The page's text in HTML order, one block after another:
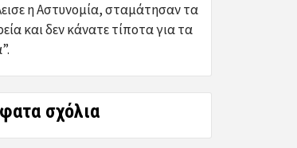
η Αστυνομία, σταμάτησαν τα
και δεν κάνατε τίποτα για τα
σχόλια